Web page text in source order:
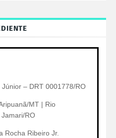
Júnior – DRT 0001778/RO
MT | Rio
RO
Rocha Ribeiro Jr.